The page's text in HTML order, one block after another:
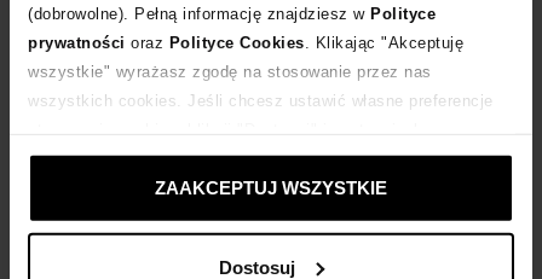
(dobrowolne). Pełną informację znajdziesz w Polityce
prywatności oraz Polityce Cookies . Klikając "Akceptuję
wszystkie" wyrażasz zgodę na stosowanie przez nas
wszystkich cookies. Jeśli chcesz ustawić własne preferencje
ustawienia prywatności.
ZAAKCEPTUJ WSZYSTKIE
Dostosuj
14 dni na zwrot towaru